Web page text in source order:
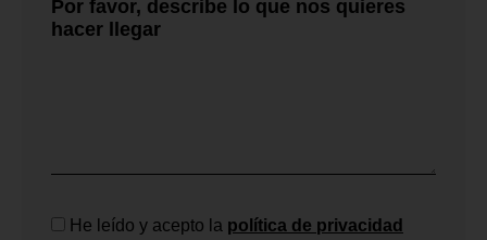
Por favor, describe lo que nos quieres
hacer llegar
He leído y acepto la política de privacidad